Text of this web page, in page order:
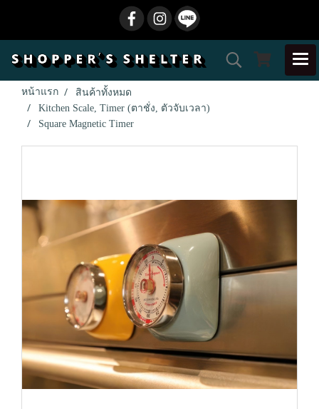
หน้าแรก
สินค้าทั้งหมด
Kitchen Scale, Timer (ตาชั่ง, ตัวจับเวลา)
Square Magnetic Timer